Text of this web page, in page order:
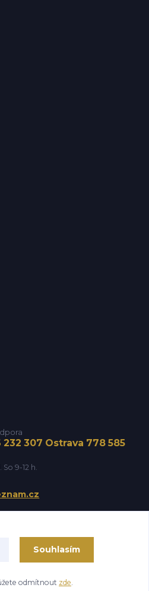
232 307 Ostrava 778 585
9-12 h.
Eshop-rychle.cz
Souhlasím
odmítnout zde